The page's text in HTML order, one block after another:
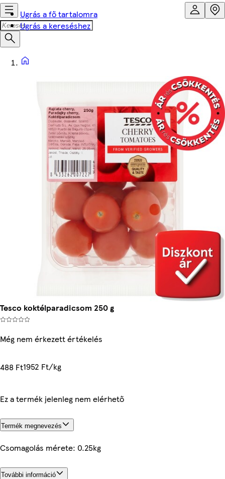
Ugrás a fő tartalomra
Ugrás a kereséshez
Tesco koktélparadicsom 250 g
Még nem érkezett értékelés
488 Ft1952 Ft/kg
Ez a termék jelenleg nem elérhető
Termék megnevezés
Csomagolás mérete: 0.25kg
További információ